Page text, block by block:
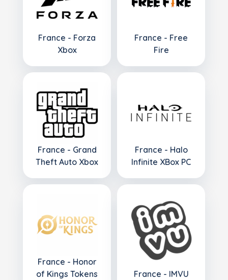
France - Forza
Xbox
France - Free
Fire
France - Grand
Theft Auto Xbox
France - Halo
Infinite XBox PC
France - Honor
of Kings Tokens
France - IMVU